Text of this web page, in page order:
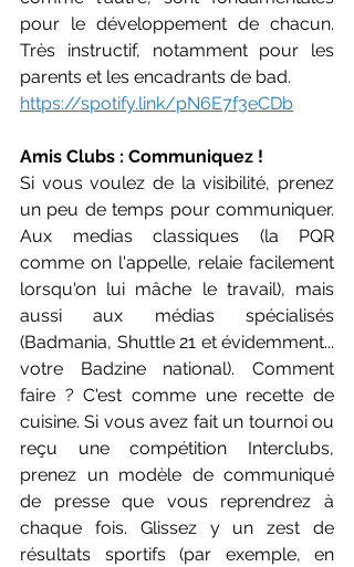
pour le développement de chacun.
Très instructif, notamment pour les
parents et les encadrants de bad.
https://spotify.link/pN6E7f3eCDb
Amis Clubs : Communiquez !
Si vous voulez de la visibilité, prenez
un peu de temps pour communiquer.
Aux medias classiques (la PQR
comme on l'appelle, relaie facilement
lorsqu'on lui mâche le travail), mais
aussi aux médias spécialisés
(Badmania, Shuttle 21 et évidemment...
votre Badzine national). Comment
faire ? C'est comme une recette de
cuisine. Si vous avez fait un tournoi ou
reçu une compétition Interclubs,
prenez un modèle de communiqué
de presse que vous reprendrez à
chaque fois. Glissez y un zest de
résultats sportifs (par exemple, en